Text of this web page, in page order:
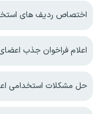
اختصاص ردیف های
اعلام فراخوان جذب اعضای
حل مشکلات استخدامی اعضای